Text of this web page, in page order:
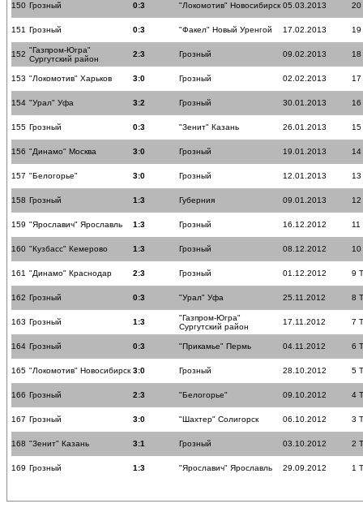
150 Грозный 0:3 "Локомотив" Новосибирск 05.03.2013 20
151 Грозный 0:3 "Факел" Новый Уренгой 17.02.2013 19
152 "Газпром-Югра"
Сургутский район
2:3 Грозный 09.02.2013 18
153 "Локомотив" Харьков 3:0 Грозный 02.02.2013 17
154 "Урал" Уфа 3:2 Грозный 30.01.2013 16
155 Грозный 0:3 "Зенит" Казань 26.01.2013 15
156 "Динамо" Москва 3:0 Грозный 19.01.2013 14
157 "Белогорье" 3:0 Грозный 12.01.2013 13
158 Грозный 1:3 Губерния 09.01.2013 12
159 "Ярославич" Ярославль 1:3 Грозный 16.12.2012 11
160 "Кузбасс" Кемерово 1:3 Грозный 08.12.2012 10
161 "Динамо" Краснодар 2:3 Грозный 01.12.2012 9
162 Грозный 0:3 "Урал" Уфа 25.11.2012 8
163 Грозный 1:3
"Газпром-Югра"
Сургутский район
17.11.2012 7
164 Грозный 0:3 "Прикамье" Пермь 04.11.2012 6
165 "Локомотив" Новосибирск 3:0 Грозный 28.10.2012 5
166 Грозный 2:3 "Белогорье" 09.10.2012 4
167 Грозный 3:0 "Шахтер" Солигорск 06.10.2012 3
168 "Зенит" Казань 3:1 Грозный 03.10.2012 2
169 Грозный 1:3 "Ярославич" Ярославль 29.09.2012 1